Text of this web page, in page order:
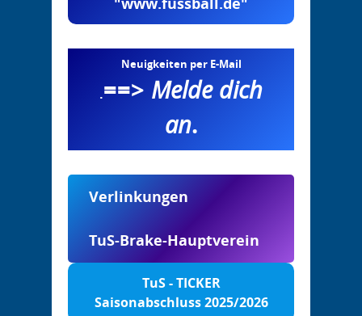
Neuigkeiten per E-Mail
.==> Melde dich
an.
Verlinkungen
TuS-Brake-Hauptverein
TuS - TICKER
Saisonabschluss 2025/2026